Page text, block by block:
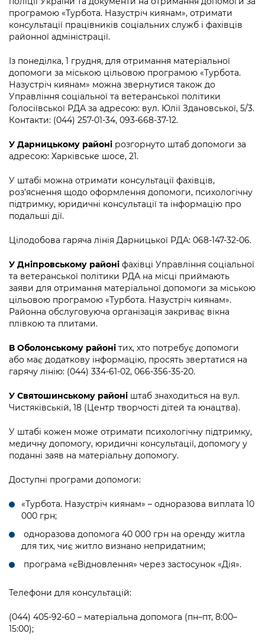
Підприємства, установи, організації
Kyiv International Relations
Гендерна політика
Безбар'єрність
Київська міська військова адміністрація
Портал Захисників та Захисниць
Безбар'єрність
Портал послуг
Міський застосунок Київ Цифровий
Важливе під час воєнного стану
Уряд» – місцевий рівень»
Важливе під час воєнного стану
Про відкриті дані
Портал даних Києва
Публічні дашборди
програмою «Турбота. Назустріч киянам», отримати
консультації працівників соціальних служб і фахівців
районної адміністрації.
Із понеділка, 1 грудня, для отримання матеріальної
допомоги за міською цільовою програмою «Турбота.
Назустріч киянам» можна звернутися також до
Управління соціальної та ветеранської політики
Голосіївської РДА за адресою: вул. Юлії Здановської, 5/3.
Контакти: (044) 257-01-34, 093-668-37-12.
У Дарницькому районі розгорнуто штаб допомоги за
адресою: Харківське шосе, 21.
У штабі можна отримати консультації фахівців,
роз’яснення щодо оформлення допомоги, психологічну
підтримку, юридичні консультації та інформацію про
подальші дії.
Цілодобова гаряча лінія Дарницької РДА: 068-147-32-06.
У Дніпровському районі фахівці Управління соціальної
та ветеранської політики РДА на місці приймають
заяви для отримання матеріальної допомоги за міською
цільовою програмою «Турбота. Назустріч киянам».
Районна обслуговуюча організація закриває вікна
плівкою та плитами.
В Оболонському районі тих, хто потребує допомоги
або має додаткову інформацію, просять звертатися на
гарячу лінію: (044) 334-61-02, 066-356-35-20.
У Святошинському районі штаб знаходиться на вул.
Чистяківській, 18 (Центр творчості дітей та юнацтва).
У штабі кожен може отримати психологічну підтримку,
медичну допомогу, юридичні консультації, допомогу у
поданні заяв на матеріальну допомогу.
Доступні програми допомоги:
«Турбота. Назустріч киянам» – одноразова виплата 10
000 грн;
одноразова допомога 40 000 грн на оренду житла
для тих, чиє житло визнано непридатним;
програма «єВідновлення» через застосунок «Дія».
Телефони для консультацій:
(044) 405-92-60 – матеріальна допомога (пн–пт, 8:00–
15:00);